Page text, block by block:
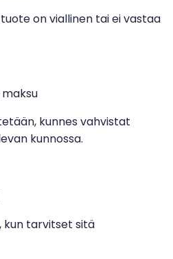
tuote on viallinen tai ei vastaa
kunnes vahvistat
kunnossa.
kun tarvitset sitä